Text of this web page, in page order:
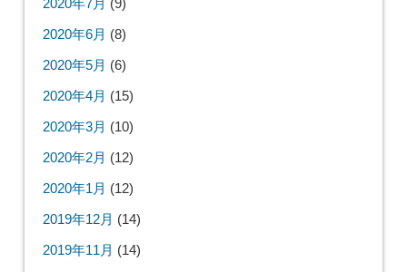
2020年7月 (9)
2020年6月 (8)
2020年5月 (6)
2020年4月 (15)
2020年3月 (10)
2020年2月 (12)
2020年1月 (12)
2019年12月 (14)
2019年11月 (14)